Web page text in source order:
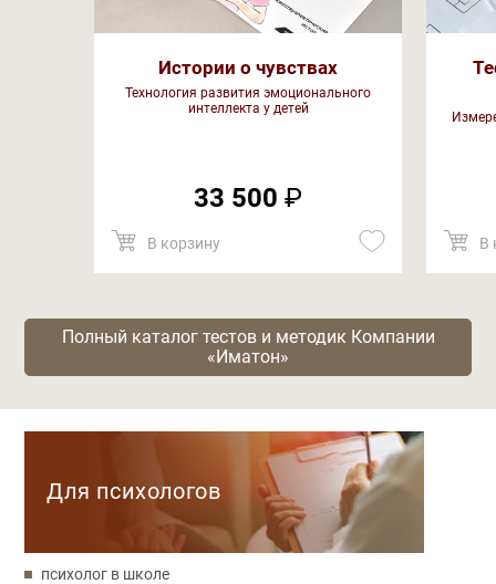
Истории о чувствах
Технология развития эмоционального
интеллекта у детей
33 500 ₽
В корзину В
Полный каталог тестов и методик Компании
«Иматон»
Для психологов
психолог в школе